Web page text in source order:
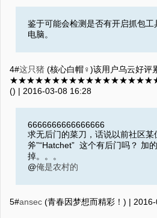
鉴于可能会检测是否有开启抓包
电脑。
4#这只猪 (核心白帽♀)该用户乌云好评
() | 2016-03-08 16:28
6666666666666666
求无后门的菜刀，话说以前社区某
斧”“Hatchet” 这个有后门吗？ 加
掉。。。
@俺是农村的
5#ansec (青春因梦想而精彩！) |